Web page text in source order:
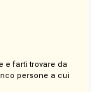
e farti trovare da
persone a cui